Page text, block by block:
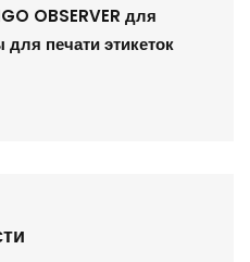
OBSERVER для
печати этикеток